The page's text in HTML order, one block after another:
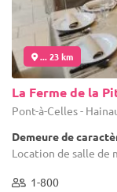
... 23 km
La Ferme de la
Pont-à-Celles -
Demeure de
Location de salle de
1-800